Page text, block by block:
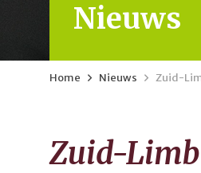
Nieuws
Home > Nieuws > Zuid-
Zuid-